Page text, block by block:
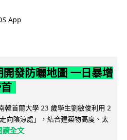
App
發防曬地圖 一日暴增
韓首爾大學 23 歲學生劉敏俊利用 2
向陰涼處」，結合建築物高度、太
讀全文